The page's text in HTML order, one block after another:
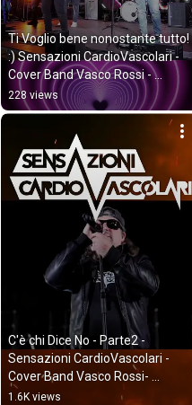
Ti Voglio bene nonostante tutto!
:) Sensazioni CardioVascolari -
Cover Band Vasco Rossi -
Ancona
228 views
C'è chi Dice No - Parte2 -
Sensazioni CardioVascolari -
Cover Band Vasco Rossi-
Ancona
1.6K views